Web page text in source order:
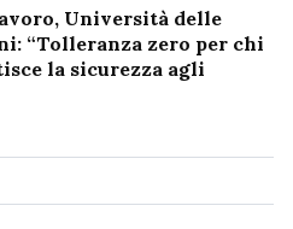
Università delle
“Tolleranza zero per chi
la sicurezza agli